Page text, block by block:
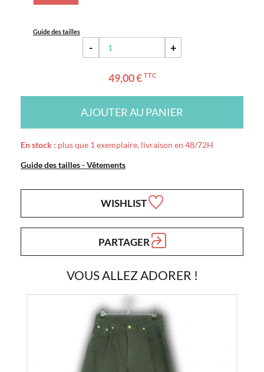
Guide des tailles
- +
49,00 € TTC
AJOUTER AU PANIER
En stock : plus que 1 exemplaire, livraison en 48/72H
Guide des tailles - Vêtements
WISHLIST
PARTAGER
VOUS ALLEZ ADORER !